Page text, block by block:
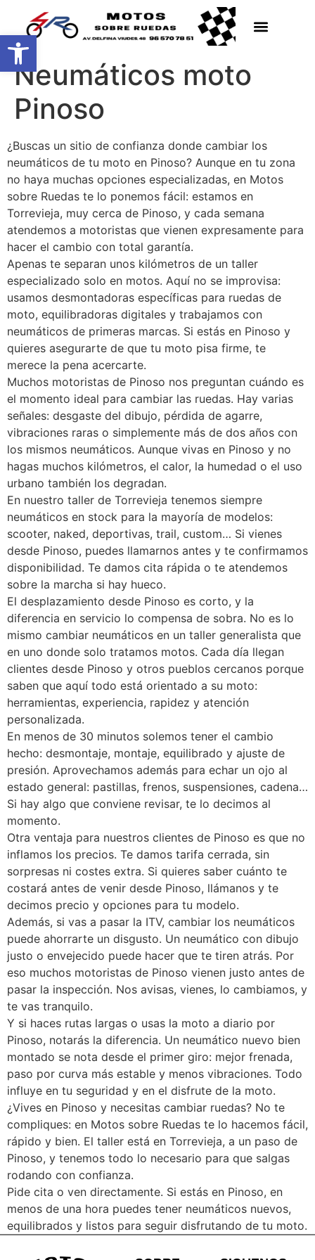
Abrir barra de herramientas
Neumáticos moto
Pinoso
¿Buscas un sitio de confianza donde cambiar los
neumáticos de tu moto en Pinoso? Aunque en tu zona
no haya muchas opciones especializadas, en Motos
sobre Ruedas te lo ponemos fácil: estamos en
Torrevieja, muy cerca de Pinoso, y cada semana
atendemos a motoristas que vienen expresamente para
hacer el cambio con total garantía.
Apenas te separan unos kilómetros de un taller
especializado solo en motos. Aquí no se improvisa:
usamos desmontadoras específicas para ruedas de
moto, equilibradoras digitales y trabajamos con
neumáticos de primeras marcas. Si estás en Pinoso y
quieres asegurarte de que tu moto pisa firme, te
merece la pena acercarte.
Muchos motoristas de Pinoso nos preguntan cuándo es
el momento ideal para cambiar las ruedas. Hay varias
señales: desgaste del dibujo, pérdida de agarre,
vibraciones raras o simplemente más de dos años con
los mismos neumáticos. Aunque vivas en Pinoso y no
hagas muchos kilómetros, el calor, la humedad o el uso
urbano también los degradan.
En nuestro taller de Torrevieja tenemos siempre
neumáticos en stock para la mayoría de modelos:
scooter, naked, deportivas, trail, custom… Si vienes
desde Pinoso, puedes llamarnos antes y te confirmamos
disponibilidad. Te damos cita rápida o te atendemos
sobre la marcha si hay hueco.
El desplazamiento desde Pinoso es corto, y la
diferencia en servicio lo compensa de sobra. No es lo
mismo cambiar neumáticos en un taller generalista que
en uno donde solo tratamos motos. Cada día llegan
clientes desde Pinoso y otros pueblos cercanos porque
saben que aquí todo está orientado a su moto:
herramientas, experiencia, rapidez y atención
personalizada.
En menos de 30 minutos solemos tener el cambio
hecho: desmontaje, montaje, equilibrado y ajuste de
presión. Aprovechamos además para echar un ojo al
estado general: pastillas, frenos, suspensiones, cadena…
Si hay algo que conviene revisar, te lo decimos al
momento.
Otra ventaja para nuestros clientes de Pinoso es que no
inflamos los precios. Te damos tarifa cerrada, sin
sorpresas ni costes extra. Si quieres saber cuánto te
costará antes de venir desde Pinoso, llámanos y te
decimos precio y opciones para tu modelo.
Además, si vas a pasar la ITV, cambiar los neumáticos
puede ahorrarte un disgusto. Un neumático con dibujo
justo o envejecido puede hacer que te tiren atrás. Por
eso muchos motoristas de Pinoso vienen justo antes de
pasar la inspección. Nos avisas, vienes, lo cambiamos, y
te vas tranquilo.
Y si haces rutas largas o usas la moto a diario por
Pinoso, notarás la diferencia. Un neumático nuevo bien
montado se nota desde el primer giro: mejor frenada,
paso por curva más estable y menos vibraciones. Todo
influye en tu seguridad y en el disfrute de la moto.
¿Vives en Pinoso y necesitas cambiar ruedas? No te
compliques: en Motos sobre Ruedas te lo hacemos fácil,
rápido y bien. El taller está en Torrevieja, a un paso de
Pinoso, y tenemos todo lo necesario para que salgas
rodando con confianza.
Pide cita o ven directamente. Si estás en Pinoso, en
menos de una hora puedes tener neumáticos nuevos,
equilibrados y listos para seguir disfrutando de tu moto.